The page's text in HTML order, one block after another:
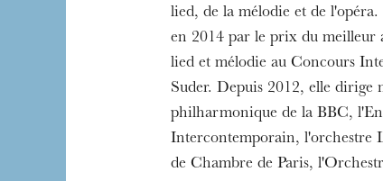
Die OnR mit
Führungen
lied, de la mélodie et de l'opéra.
en 2014 par le prix du meilleur
lied et mélodie au Concours
Suder. Depuis 2012, elle dirige
philharmonique de la BBC,
Intercontemporain, l'orchestre
de Chambre de Paris,